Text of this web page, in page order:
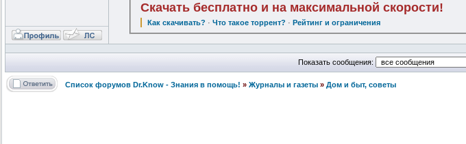
Скачать бесплатно и на максимальной скорости!
Как скачивать? ·Что такое торрент? · Рейтинг и ограничения
Показать сообщения:
Список форумов Dr.Know - Знания в помощь! » Журналы и газеты » Дом и быт, советы